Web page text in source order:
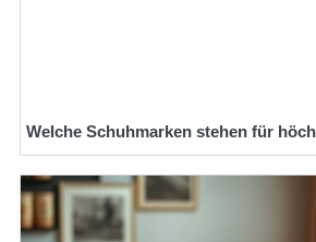
Welche Schuhmarken stehen für